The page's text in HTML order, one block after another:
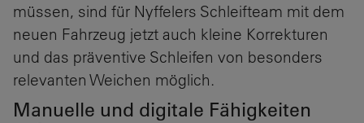
müssen, sind für Nyffelers Schleifteam mit dem
neuen Fahrzeug jetzt auch kleine Korrekturen
und das präventive Schleifen von besonders
relevanten Weichen möglich.
Manuelle und digitale Fähigkeiten